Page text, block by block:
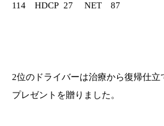
114 HDCP 27 NET 87
2位のドライバーは治療から復帰仕立
プレゼントを贈りました。